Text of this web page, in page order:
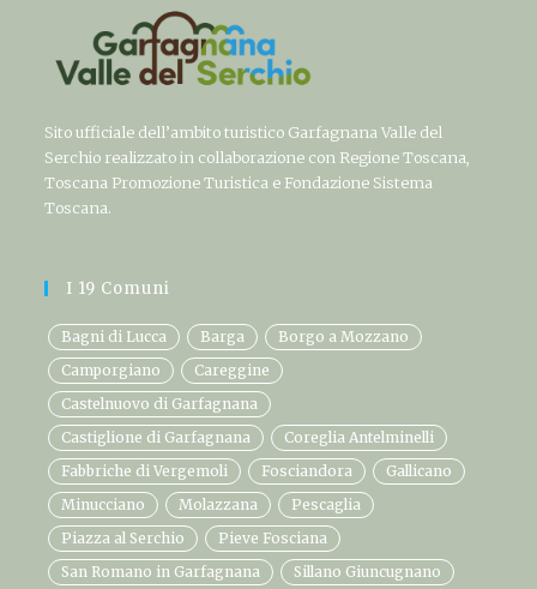
Sito ufficiale dell’ambito turistico Garfagnana Valle del
Serchio realizzato in collaborazione con Regione Toscana,
Toscana Promozione Turistica e Fondazione Sistema
Toscana.
I 19 Comuni
Bagni di Lucca Barga
Borgo a Mozzano
Camporgiano
Careggine
Castelnuovo di Garfagnana
Castiglione di Garfagnana
Coreglia Antelminelli
Fabbriche di Vergemoli
Fosciandora
Gallicano
Minucciano
Molazzana
Pescaglia
Piazza al Serchio
Pieve Fosciana
San Romano in Garfagnana
Sillano Giuncugnano